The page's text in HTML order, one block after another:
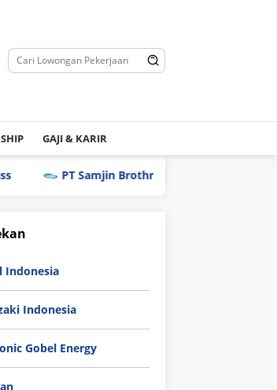
GAJI & KARIR
Samjin Brothread Indonesia
Indonesia
Indonesia
Gobel Energy